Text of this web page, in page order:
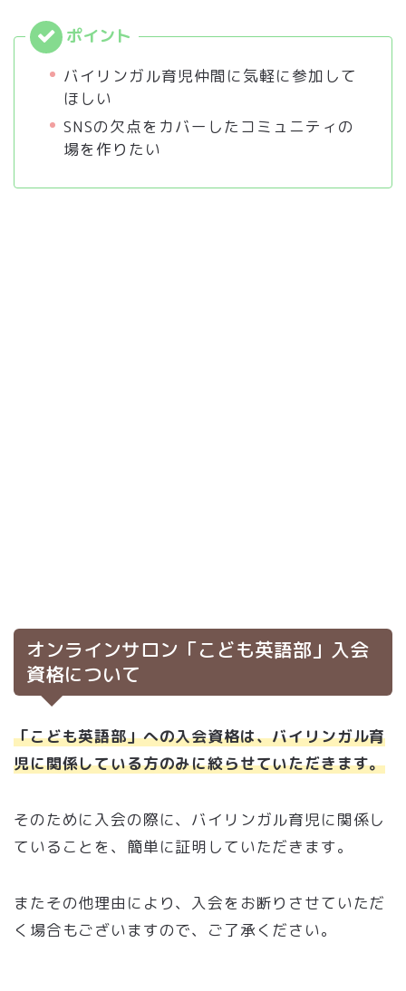
バイリンガル育児仲間に気軽に参加して
ほしい
SNSの欠点をカバーしたコミュニティの
場を作りたい
オンラインサロン「こども英語部」入会
資格について
「こども英語部」への入会資格は、バイリンガル育
児に関係している方のみに絞らせていただきます。
そのために入会の際に、バイリンガル育児に関係し
ていることを、簡単に証明していただきます。
またその他理由により、入会をお断りさせていただ
く場合もございますので、ご了承ください。